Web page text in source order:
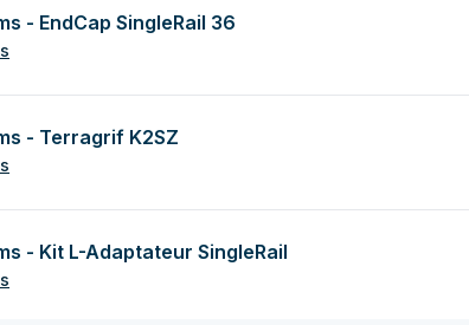
- EndCap SingleRail 36
- Terragrif K2SZ
- Kit L-Adaptateur SingleRail